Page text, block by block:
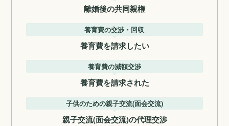
離婚後の共同親権
養育費の交渉・回収
養育費を請求したい
養育費の減額交渉
養育費を請求された
子供のための親子交流(面会交流)
親子交流(面会交流)の代理交渉